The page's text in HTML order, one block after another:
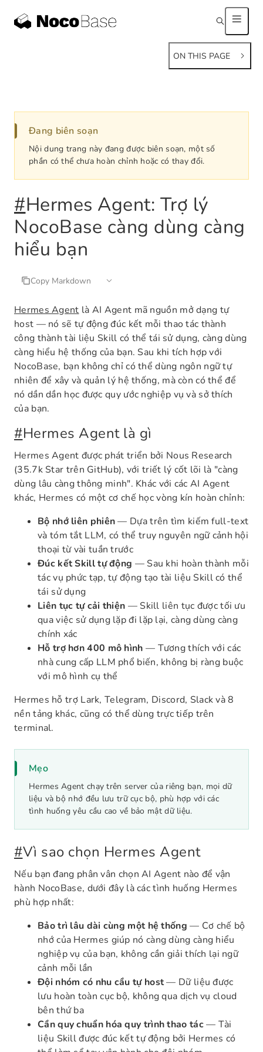
ON THIS PAGE
Đang biên soạn
Nội dung trang này đang được biên soạn, một số
phần có thể chưa hoàn chỉnh hoặc có thay đổi.
#Hermes Agent: Trợ lý
NocoBase càng dùng càng
hiểu bạn
Copy Markdown
Hermes Agent là AI Agent mã nguồn mở dạng tự
host — nó sẽ tự động đúc kết mỗi thao tác thành
công thành tài liệu Skill có thể tái sử dụng, càng dùng
càng hiểu hệ thống của bạn. Sau khi tích hợp với
NocoBase, bạn không chỉ có thể dùng ngôn ngữ tự
nhiên để xây và quản lý hệ thống, mà còn có thể để
nó dần dần học được quy ước nghiệp vụ và sở thích
của bạn.
#Hermes Agent là gì
Hermes Agent được phát triển bởi Nous Research
(35.7k Star trên GitHub), với triết lý cốt lõi là "càng
dùng lâu càng thông minh". Khác với các AI Agent
khác, Hermes có một cơ chế học vòng kín hoàn chỉnh:
Bộ nhớ liên phiên— Dựa trên tìm kiếm full-text
và tóm tắt LLM, có thể truy nguyên ngữ cảnh hội
thoại từ vài tuần trước
Đúc kết Skill tự động — Sau khi hoàn thành mỗi
tác vụ phức tạp, tự động tạo tài liệu Skill có thể
tái sử dụng
Liên tục tự cải thiện — Skill liên tục được tối ưu
qua việc sử dụng lặp đi lặp lại, càng dùng càng
chính xác
Hỗ trợ hơn 400 mô hình — Tương thích với các
nhà cung cấp LLM phổ biến, không bị ràng buộc
với mô hình cụ thể
Hermes hỗ trợ Lark, Telegram, Discord, Slack và 8
nền tảng khác, cũng có thể dùng trực tiếp trên
terminal.
Mẹo
Hermes Agent chạy trên server của riêng bạn, mọi dữ
liệu và bộ nhớ đều lưu trữ cục bộ, phù hợp với các
tình huống yêu cầu cao về bảo mật dữ liệu.
#Vì sao chọn Hermes Agent
Nếu bạn đang phân vân chọn AI Agent nào để vận
hành NocoBase, dưới đây là các tình huống Hermes
phù hợp nhất:
Bảo trì lâu dài cùng một hệ thống — Cơ chế bộ
nhớ của Hermes giúp nó càng dùng càng hiểu
nghiệp vụ của bạn, không cần giải thích lại ngữ
cảnh mỗi lần
Đội nhóm có nhu cầu tự host— Dữ liệu được
lưu hoàn toàn cục bộ, không qua dịch vụ cloud
bên thứ ba
Cần quy chuẩn hóa quy trình thao tác— Tài
liệu Skill được đúc kết tự động bởi Hermes có